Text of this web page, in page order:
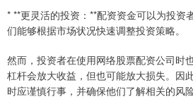
* **更灵活的投资：**配资资金可以为投资
们能够根据市场状况快速调整投资策略。
然而，投资者在使用网络股票配资公司时
杠杆会放大收益，但也可能放大损失。因
时应谨慎行事，并确保他们了解相关的风险